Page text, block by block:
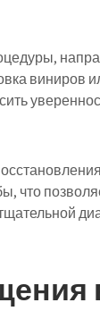
виниров
что